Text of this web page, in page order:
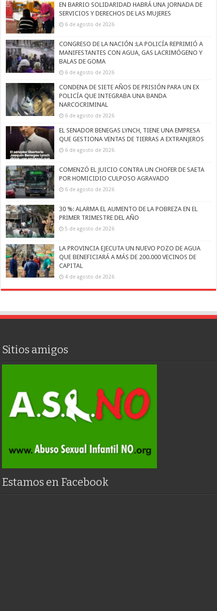
EN BARRIO SOLIDARIDAD HABRÁ UNA JORNADA DE
SERVICIOS Y DERECHOS DE LAS MUJERES
6 de agosto de 2026
CONGRESO DE LA NACIÓN :LA POLICÍA REPRIMIÓ A
MANIFESTANTES CON AGUA, GAS LACRIMÓGENO Y
BALAS DE GOMA
6 de agosto de 2026
CONDENA DE SIETE AÑOS DE PRISIÓN PARA UN EX
POLICÍA QUE INTEGRABA UNA BANDA
NARCOCRIMINAL
6 de agosto de 2026
EL SENADOR BENEGAS LYNCH, TIENE UNA EMPRESA
QUE GESTIONA VENTAS DE TIERRAS A EXTRANJEROS
6 de agosto de 2026
COMENZÓ EL JUICIO CONTRA UN CHOFER DE SAETA
POR HOMICIDIO CULPOSO AGRAVADO
6 de agosto de 2026
30 %: ALARMA EL AUMENTO DE LA POBREZA EN EL
PRIMER TRIMESTRE DEL AÑO
5 de agosto de 2026
LA PROVINCIA EJECUTA UN NUEVO POZO DE AGUA
QUE BENEFICIARÁ A MÁS DE 200.000 VECINOS DE
CAPITAL
4 de agosto de 2026
Sitios amigos
Estamos en Facebook